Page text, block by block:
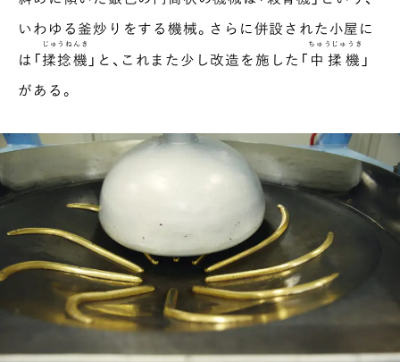
いわゆる釜炒りをする機械。さらに併設された小屋に
は「揉捻機
じゅうねんき
」と、これまた少し改造を施した「 中揉機
ちゅうじゅうき
」
がある。